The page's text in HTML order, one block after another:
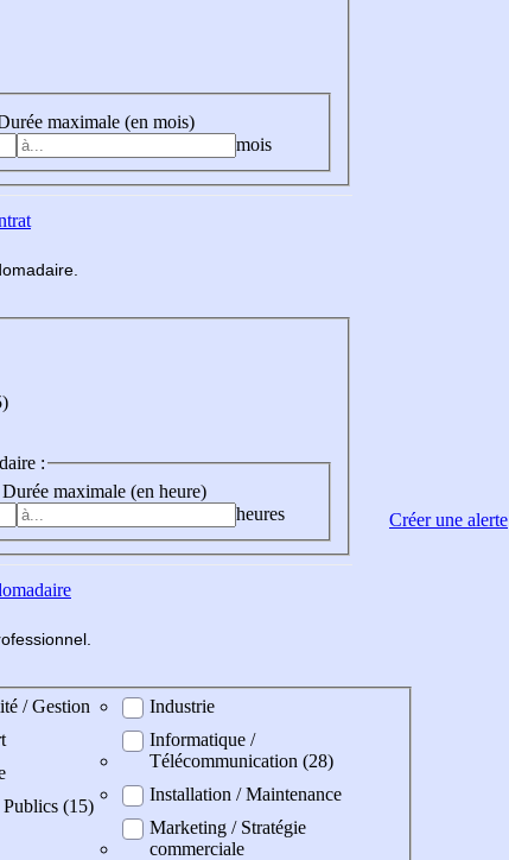
maximale (en mois)
mois
madaire
:
Durée maximale (en heure)
heures
fessionnel
/ Gestion
(15)
Industrie
Informatique /
Télécommunication (28)
Installation / Maintenance
Marketing / Stratégie
commerciale
Créer une alerte